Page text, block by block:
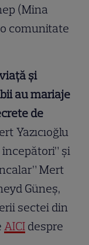
(Mina
comunitate
și
au mariaje
de
Yazıcıoğlu
și
Mert
Güneş,
sectei din
AICI despre